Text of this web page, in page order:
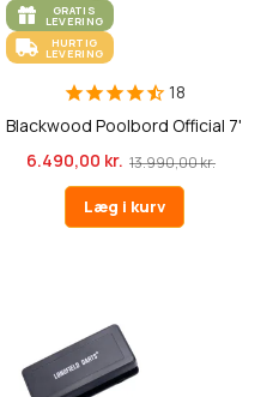
GRATIS
LEVERING
HURTIG
LEVERING
18
Blackwood Poolbord Official 7'
6.490,00 kr. 13.990,00 kr.
Læg i kurv